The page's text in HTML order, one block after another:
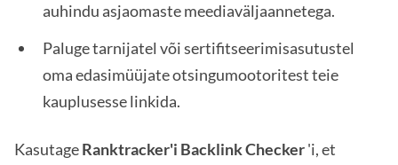
auhindu asjaomaste meediaväljaannetega.
Paluge tarnijatel või sertifitseerimisasutustel
oma edasimüüjate otsingumootoritest teie
kauplusesse linkida.
KasutageRanktracker'i Backlink Checker'i, et